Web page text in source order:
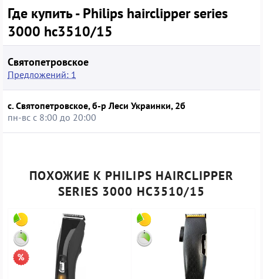
управление, надёжный бренд и предсказуемый результат
стрижки; её также можно использовать для подравнивания
бороды и усов, если устраивает доступный диапазон длины.
Покупка такой модели в б/у состоянии позволяет снизить
при визуально допустимом износе корпуса.
Где купить - Philips hairclipper series
3000 hc3510/15
Святопетровское
Предложений: 1
с. Святопетровское, б-р Леси Украинки, 2б
пн-вс с 8:00 до 20:00
ПОХОЖИЕ К PHILIPS HAIRCLIPPER
SERIES 3000 HC3510/15